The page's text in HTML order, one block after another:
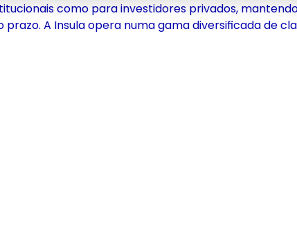
como para investidores privados,
A Insula opera numa gama diversificada de